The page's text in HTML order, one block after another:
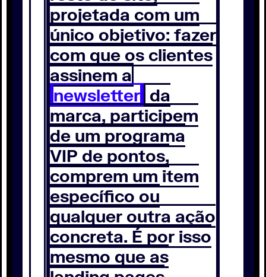
projetada com um
único objetivo: fazer
com que os clientes
assinem a
newsletter da
marca, participem
de um programa
VIP de pontos,
comprem um item
específico ou
qualquer outra ação
concreta. É por isso
mesmo que as